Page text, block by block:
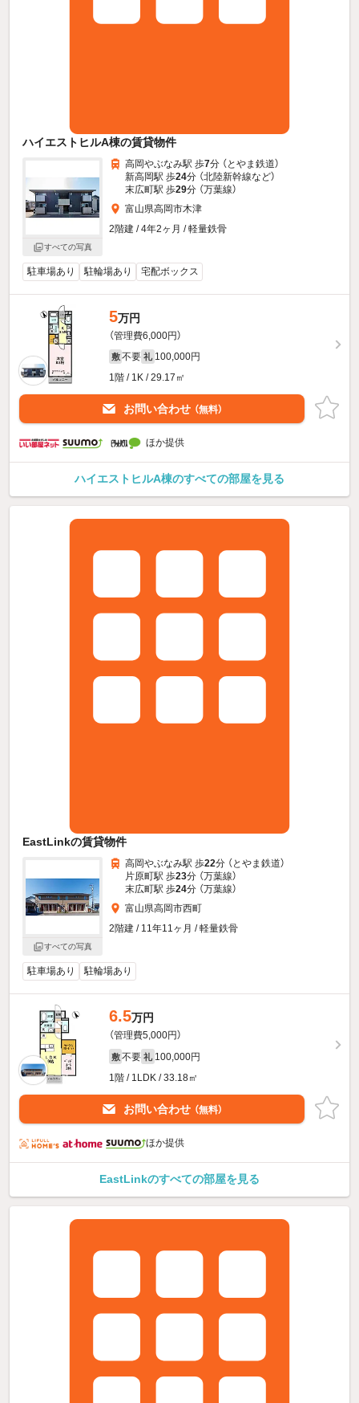
ハイエストヒルA棟の賃貸物件
すべての写真
高岡やぶなみ駅 歩7分 （とやま鉄道）
新高岡駅 歩24分 （北陸新幹線など）
末広町駅 歩29分 （万葉線）
富山県高岡市木津
2階建 / 4年2ヶ月 / 軽量鉄骨
駐車場あり 駐輪場あり 宅配ボックス
5万円
（管理費6,000円）
敷 不要 礼 100,000円
1階 / 1K / 29.17㎡
お問い合わせ （無料）
ほか提供
ハイエストヒルA棟のすべての部屋を見る
EastLinkの賃貸物件
すべての写真
高岡やぶなみ駅 歩22分 （とやま鉄道）
片原町駅 歩23分 （万葉線）
末広町駅 歩24分 （万葉線）
富山県高岡市西町
2階建 / 11年11ヶ月 / 軽量鉄骨
駐車場あり 駐輪場あり
6.5万円
（管理費5,000円）
敷 不要 礼 100,000円
1階 / 1LDK / 33.18㎡
お問い合わせ （無料）
ほか提供
EastLinkのすべての部屋を見る